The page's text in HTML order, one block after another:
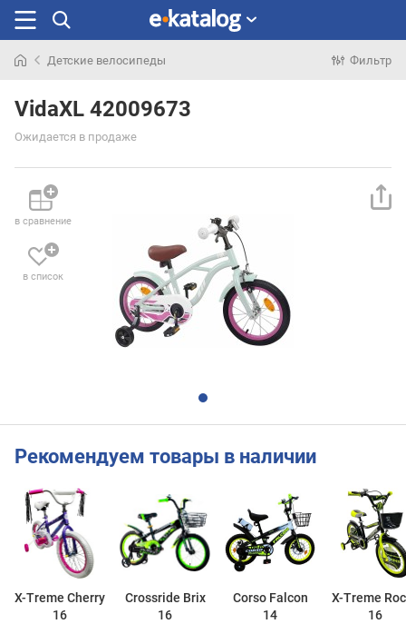
раньше
Детские велосипеды Фильтр
VidaXL 42009673
Ожидается в продаже
в сравнение
в список
Рекомендуем товары в наличии
X-Treme Cherry
16
Crossride Brix
16
Corso Falcon
14
X-Treme
16